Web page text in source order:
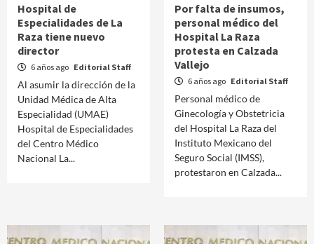
Hospital de
Especialidades de La
Raza tiene nuevo
director
6 años ago Editorial Staff
Al asumir la dirección de la
Unidad Médica de Alta
Especialidad (UMAE)
Hospital de Especialidades
del Centro Médico
Nacional La...
Por falta de insumos,
personal médico del
Hospital La Raza
protesta en Calzada
Vallejo
6 años ago Editorial Staff
Personal médico de
Ginecología y Obstetricia
del Hospital La Raza del
Instituto Mexicano del
Seguro Social (IMSS),
protestaron en Calzada...